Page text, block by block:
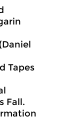
Tapes
Fall.